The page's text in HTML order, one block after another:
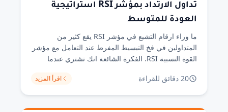
تداول الارتداد بمؤشر RSI استراتيجية
العودة للمتوسط
ما وراء ارقام التشبع في مؤشر RSI يقع كثير من
المتداولين في فخ التبسيط المفرط عند التعامل مع مؤشر
القوة النسبية RSI. الفكرة الشائعة انك تشتري عندما
منطقية على السطح، لكنها في الواقع وصفة لسلسلة من
20 دقائق للقراءة اقرأ المزيد